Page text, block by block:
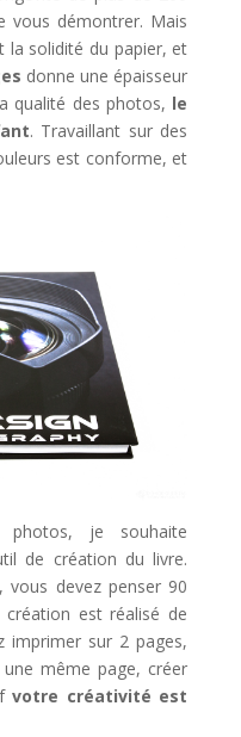
vous démontrer. Mais
la solidité du papier, et
donne une épaisseur
qualité des photos, le
. Travaillant sur des
est conforme, et
je souhaite
de création du livre.
vous devez penser 90
est réalisé de
imprimer sur 2 pages,
même page, créer
votre créativité est